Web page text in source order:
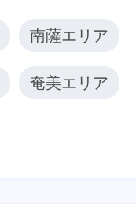
南薩エリア
奄美エリア